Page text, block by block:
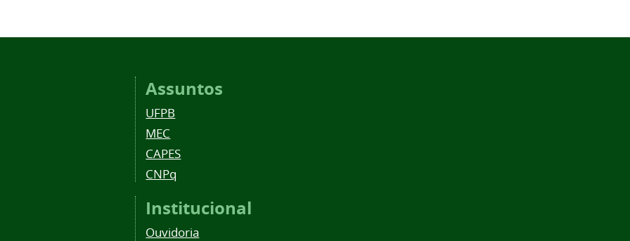
Assuntos
UFPB
MEC
CAPES
CNPq
Institucional
Ouvidoria